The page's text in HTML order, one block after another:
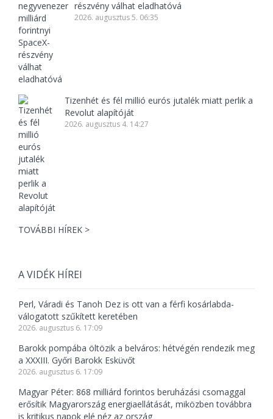
részvény válhat eladhatóvá
2026. augusztus 5. 06:35
Tizenhét és fél millió eurós jutalék miatt perlik a
Revolut alapítóját
2026. augusztus 4. 14:27
TOVÁBBI HÍREK >
A VIDÉK HÍREI
Perl, Váradi és Tanoh Dez is ott van a férfi kosárlabda-
válogatott szűkített keretében
2026. augusztus 6. 17:09
Barokk pompába öltözik a belváros: hétvégén rendezik meg
a XXXIII. Győri Barokk Esküvőt
2026. augusztus 6. 17:09
Magyar Péter: 868 milliárd forintos beruházási csomaggal
erősítik Magyarország energiaellátását, miközben továbbra
is kritikus napok elé néz az ország